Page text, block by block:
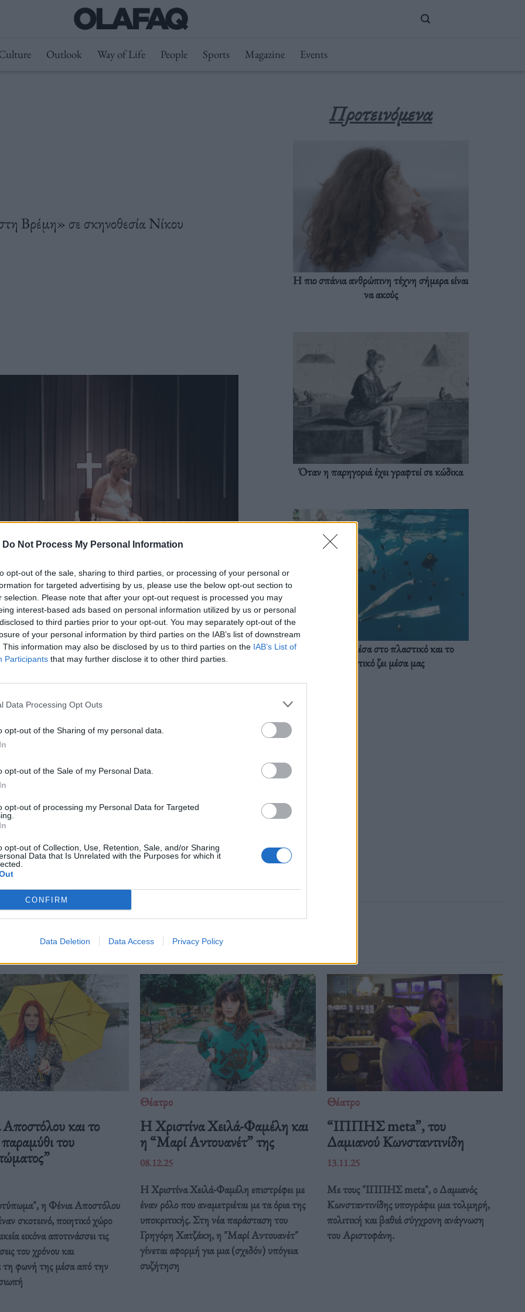
Do Not Process My Personal Information
opt-out of the sale, sharing to third parties, or processing of your personal or
for targeted advertising by us, please use the below opt-out section to
selection. Please note that after your opt-out request is processed you may
interest-based ads based on personal information utilized by us or personal
to third parties prior to your opt-out. You may separately opt-out of the
of your personal information by third parties on the IAB’s list of downstream
This information may also be disclosed by us to third parties on the IAB’s List of
Participants that may further disclose it to other third parties.
Data Processing Opt Outs
opt-out of the Sharing of my personal data.
opt-out of the Sale of my Personal Data.
opt-out of processing my Personal Data for Targeted
opt-out of Collection, Use, Retention, Sale, and/or Sharing
Data that Is Unrelated with the Purposes for which it
CONFIRM
Data Deletion Data Access Privacy Policy
Outlook Way of Life People Sports Magazine Events
Βρέμη» σε σκηνοθεσία Νίκου
Βρέμη» σε σκηνοθεσία Νίκου
,Νίκος Μαστοράκης,Φασμπίντερ
Προτεινόμενα
Η πιο σπάνια ανθρώπινη τέχνη σήμερα είναι
να ακούς
Όταν η παρηγοριά έχει γραφτεί σε κώδικα
Ζούμε ήδη μέσα στο πλαστικό και το
πλαστικό ζει μέσα μας
Δείτε επίσης
και το
παραμύθι του
η Φένια Αποστόλου
σκοτεινό, ποιητικό χώρο
εικόνα αποτινάσσει τις
του χρόνου και
τη φωνή της μέσα από την
Θέατρο
Η Χριστίνα Χειλά-Φαμέλη και
η “Μαρί Αντουανέτ” της
08.12.25
Η Χριστίνα Χειλά-Φαμέλη επιστρέφει με
έναν ρόλο που αναμετριέται με τα όρια της
υποκριτικής. Στη νέα παράσταση του
Γρηγόρη Χατζάκη, η "Μαρί Αντουανέτ"
γίνεται αφορμή για μια (σχεδόν) υπόγεια
συζήτηση
Θέατρο
“ΙΠΠΗΣ meta”, του
Δαμιανού Κωνσταντινίδη
13.11.25
Με τους "ΙΠΠΗΣ meta", ο Δαμιανός
Κωνσταντινίδης υπογράφει μια τολμηρή,
πολιτική και βαθιά σύγχρονη ανάγνωση
του Αριστοφάνη.